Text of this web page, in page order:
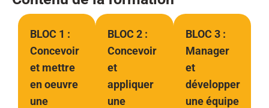
BLOC 1 :
Concevoir
et mettre
en oeuvre
une
BLOC 2 :
Concevoir
et
appliquer
une
BLOC 3 :
Manager
et
développer
une équipe